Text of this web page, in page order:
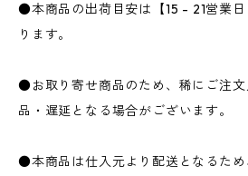
●本商品の出荷目安は【15 - 21営業
ります。
●お取り寄せ商品のため、稀にご注
品・遅延となる場合がございます。
●本商品は仕入元より配送となるた